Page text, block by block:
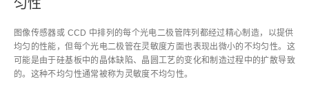
匀性
图像传感器或 CCD 中排列的每个光电二极管阵列都经过精心制造，以提供
均匀的性能，但每个光电二极管在灵敏度方面也表现出微小的不均匀性。这
可能是由于硅基板中的晶体缺陷、晶圆工艺的变化和制造过程中的扩散导致
的。这种不均匀性通常被称为灵敏度不均匀性。